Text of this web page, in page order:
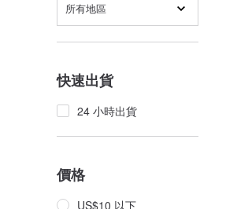
所有地區
快速出貨
24 小時出貨
價格
US$10 以下